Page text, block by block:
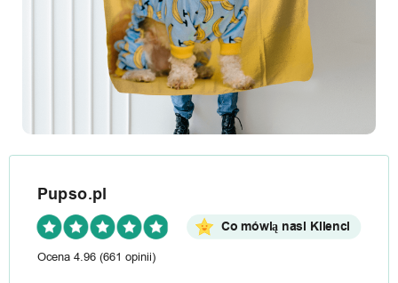
Pupso.pl
Co mówią nasi Klienci
Ocena 4.96 (661 opinii)